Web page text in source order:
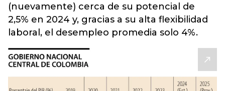
(nuevamente) cerca de su potencial de
2,5% en 2024 y, gracias a su alta flexibilidad
laboral, el desempleo promedia solo 4%.